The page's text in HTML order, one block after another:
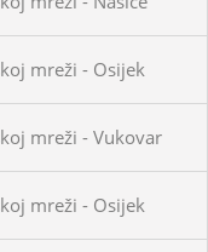
mreži - Osijek
mreži - Vukovar
mreži - Osijek